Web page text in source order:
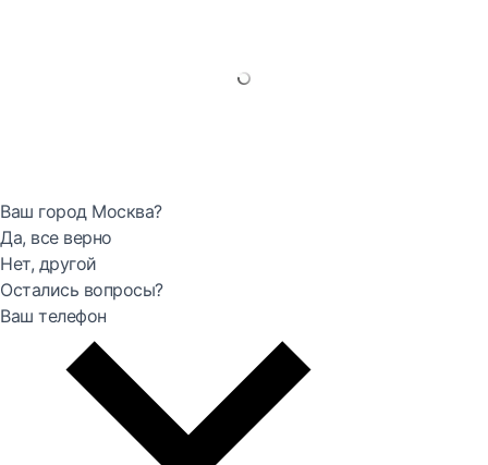
Ваш город Москва?
Да, все верно
Нет, другой
Остались вопросы?
Ваш телефон